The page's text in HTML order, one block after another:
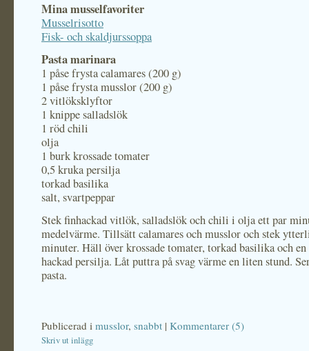
Mina musselfavoriter
Musselrisotto
Fisk- och skaldjurssoppa
Pasta marinara
1 påse frysta calamares (200 g)
1 påse frysta musslor (200 g)
2 vitlöksklyftor
1 knippe salladslök
1 röd chili
olja
1 burk krossade tomater
0,5 kruka persilja
torkad basilika
salt, svartpeppar
Stek finhackad vitlök, salladslök och chili i olja ett par
medelvärme. Tillsätt calamares och musslor och stek
minuter. Häll över krossade tomater, torkad basilika och
hackad persilja. Låt puttra på svag värme en liten stund.
pasta.
Publicerad i musslor, snabbt | Kommentarer (5)
Skriv ut inlägg